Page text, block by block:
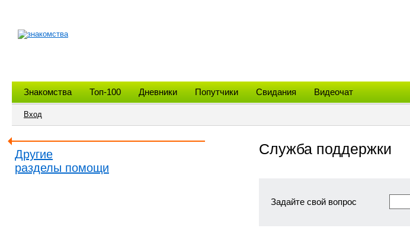
Знакомства Топ-100 Дневники Попутчики Свидания Видеочат
Вход
Служба поддержки
Задайте свой вопрос
Другие
разделы помощи